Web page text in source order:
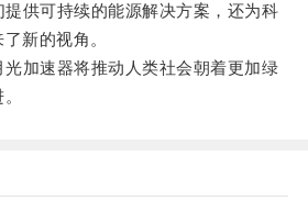
供可持续的能源解决方案，还为科
新的视角。
加速器将推动人类社会朝着更加绿